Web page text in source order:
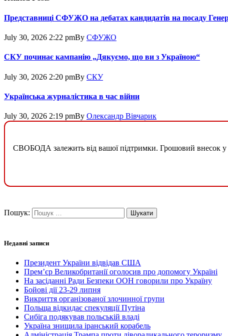
Представниці СФУЖО на дебатах кандидатів на посаду
July 30, 2026 2:22 pmBy СФУЖО
СКУ починає кампанію „Дякуємо, що ви з Україною“
July 30, 2026 2:20 pmBy СКУ
Українська журналістика в час війни
July 30, 2026 2:19 pmBy Олександр Вівчарик
СВОБОДА залежить від вашої підтримки. Грошовий внесок у
Пошук:
Недавні записи
Президент України відвідав США
Прем’єр Великобританії оголосив про допомогу Україні
На засіданні Ради Безпеки ООН говорили про Україну
Бойові дії 23-29 липня
Викриття організованої злочинної групи
Польща відкидає спекуляції Путіна
Сибіга подякував польській владі
Україна знищила іранський корабель